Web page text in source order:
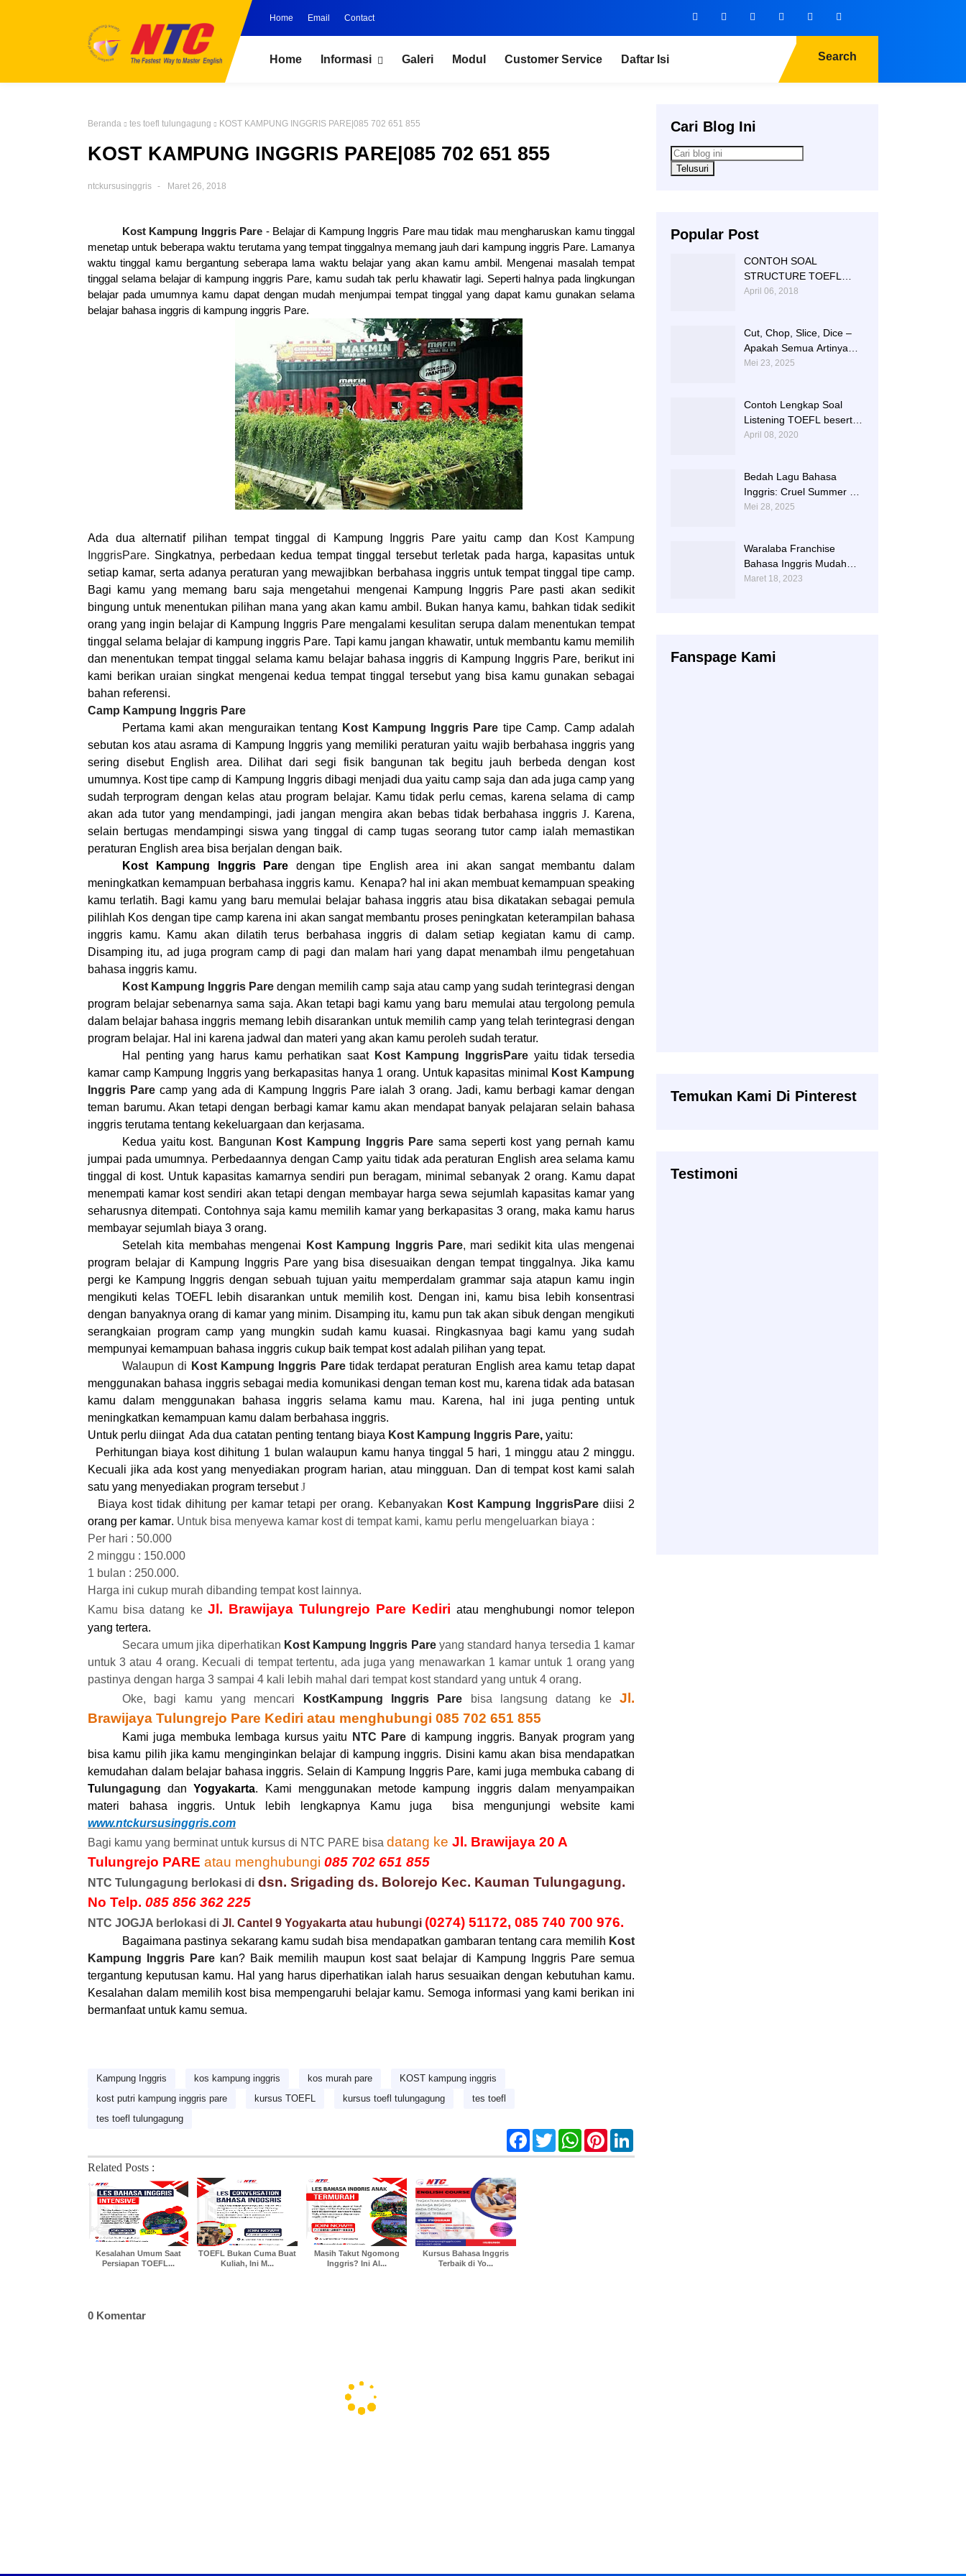
Home Email Contact
Home Informasi Galeri Modul Customer Service Daftar Isi Search
Beranda tes toefl tulungagung KOST KAMPUNG INGGRIS PARE|085 702 651 855
KOST KAMPUNG INGGRIS PARE|085 702 651 855
ntckursusinggris Maret 26, 2018
Kost Kampung Inggris Pare - Belajar di Kampung Inggris Pare mau tidak mau mengharuskan kamu tinggal
menetap untuk beberapa waktu terutama yang tempat tinggalnya memang jauh dari kampung inggris Pare. Lamanya
waktu tinggal kamu bergantung seberapa lama waktu belajar yang akan kamu ambil. Mengenai masalah tempat
tinggal selama belajar di kampung inggris Pare, kamu sudah tak perlu khawatir lagi. Seperti halnya pada lingkungan
belajar pada umumnya kamu dapat dengan mudah menjumpai tempat tinggal yang dapat kamu gunakan selama
belajar bahasa inggris di kampung inggris Pare.
Ada dua alternatif pilihan tempat tinggal di Kampung Inggris Pare yaitu camp dan Kost Kampung
InggrisPare. Singkatnya, perbedaan kedua tempat tinggal tersebut terletak pada harga, kapasitas untuk
setiap kamar, serta adanya peraturan yang mewajibkan berbahasa inggris untuk tempat tinggal tipe camp.
Bagi kamu yang memang baru saja mengetahui mengenai
Kampung Inggris Parepasti akan sedikit
bingung untuk menentukan pilihan mana yang akan kamu ambil. Bukan hanya kamu, bahkan tidak sedikit
orang yang ingin belajar di Kampung Inggris Pare mengalami kesulitan serupa dalam menentukan tempat
tinggal selama belajar di kampung inggris Pare. Tapi kamu jangan khawatir, untuk membantu kamu memilih
dan menentukan tempat tinggal selama kamu belajar bahasa inggris di Kampung Inggris Pare, berikut ini
kami berikan uraian singkat mengenai kedua tempat tinggal tersebut yang bisa kamu gunakan sebagai
bahan referensi.
Camp Kampung Inggris Pare
Pertama kami akan menguraikan tentang Kost Kampung Inggris Pare tipe Camp. Camp adalah
sebutan kos atau asrama di Kampung Inggris yang memiliki peraturan yaitu wajib berbahasa inggris yang
sering disebut English area. Dilihat dari segi fisik bangunan tak begitu jauh berbeda dengan kost
umumnya. Kost tipe camp di Kampung Inggris dibagi menjadi dua yaitu camp saja dan ada juga camp yang
sudah terprogram dengan kelas atau program belajar. Kamu tidak perlu cemas, karena selama di camp
akan ada tutor yang mendampingi, jadi jangan mengira akan bebas tidak berbahasa inggrisJ. Karena,
selain bertugas mendampingi siswa yang tinggal di camp tugas seorang tutor camp ialah memastikan
peraturan English area bisa berjalan dengan baik.
Kost Kampung Inggris Pare dengan tipe
English area ini akan sangat membantu dalam
meningkatkan kemampuan berbahasa inggris kamu.
Kenapa? hal ini akan membuat kemampuan speaking
kamu terlatih. Bagi kamu yang baru memulai belajar bahasa inggris atau bisa dikatakan sebagai pemula
pilihlah Kos dengan tipe camp karena ini akan sangat membantu proses peningkatan keterampilan bahasa
inggris kamu. Kamu akan dilatih terus berbahasa inggris di dalam setiap kegiatan kamu di camp.
Disamping itu, ad juga program camp di pagi dan malam hari yang dapat menambah ilmu pengetahuan
bahasa inggris kamu.
Kost Kampung Inggris Pare dengan memilih camp saja atau camp yang sudah terintegrasi dengan
program belajar sebenarnya sama saja. Akan tetapi bagi kamu yang baru memulai atau tergolong pemula
dalam belajar bahasa inggris memang lebih disarankan untuk memilih camp yang telah terintegrasi dengan
program belajar. Hal ini karena jadwal dan materi yang akan kamu peroleh sudah teratur.
Hal penting yang harus kamu perhatikan saat Kost Kampung InggrisPare yaitu tidak tersedia
kamar camp Kampung Inggrisyang berkapasitas hanya 1 orang. Untuk kapasitas minimal
Kost Kampung
Inggris Pare camp yang ada di Kampung Inggris Pare ialah 3 orang. Jadi, kamu berbagi kamar dengan
teman barumu. Akan tetapi dengan berbagi kamar kamu akan mendapat banyak pelajaran selain bahasa
inggris terutama tentang kekeluargaan dan kerjasama.
Kedua yaitu kost. Bangunan Kost Kampung Inggris Pare sama seperti kost yang pernah kamu
jumpai pada umumnya. Perbedaannya dengan Camp yaitu tidak ada peraturan English area selama kamu
tinggal di kost. Untuk kapasitas kamarnya sendiri pun beragam, minimal sebanyak 2 orang. Kamu dapat
menempati kamar kost sendiri akan tetapi dengan membayar harga sewa sejumlah kapasitas kamar yang
seharusnya ditempati. Contohnya saja kamu memilih kamar yang berkapasitas 3 orang, maka kamu harus
membayar sejumlah biaya 3 orang.
Setelah kita membahas mengenai
Kost Kampung Inggris Pare, mari sedikit kita ulas mengenai
program belajar di Kampung Inggris Pare yang bisa disesuaikan dengan tempat tinggalnya. Jika kamu
pergi ke Kampung Inggris dengan sebuah tujuan yaitu memperdalam grammar saja atapun kamu ingin
mengikuti kelas TOEFL lebih disarankan untuk memilih kost. Dengan ini, kamu bisa lebih konsentrasi
dengan banyaknya orang di kamar yang minim. Disamping itu, kamu pun tak akan sibuk dengan mengikuti
serangkaian program camp yang mungkin sudah kamu kuasai. Ringkasnyaa bagi kamu yang sudah
mempunyai kemampuan bahasa inggris cukup baik tempat kost adalah pilihan yang tepat.
Walaupun di Kost Kampung Inggris Paretidak terdapat peraturan English area kamu tetap dapat
menggunakan bahasa inggris sebagai media komunikasi dengan teman kost mu, karena tidak ada batasan
kamu dalam menggunakan bahasa inggris selama kamu mau. Karena, hal ini juga penting untuk
meningkatkan kemampuan kamu dalam berbahasa inggris.
Untuk perlu diingat Ada dua catatan penting tentang biaya Kost Kampung Inggris Pare, yaitu:
Perhitungan biaya kost dihitung 1 bulan walaupun kamu hanya tinggal 5 hari, 1 minggu atau 2 minggu.
Kecuali jika ada kost yang menyediakan program harian, atau mingguan. Dan di tempat kost kami salah
satu yang menyediakan program tersebutJ
Biaya kost tidak dihitung per kamar tetapi per orang. Kebanyakan Kost Kampung InggrisPare diisi 2
orang per kamar. Untuk bisa menyewa kamar kost di tempat kami, kamu perlu mengeluarkan biaya :
Per hari : 50.000
2 minggu : 150.000
1 bulan : 250.000.
Harga ini cukup murah dibanding tempat kost lainnya.
Kamu bisa datang ke Jl. Brawijaya Tulungrejo Pare Kediri atau menghubungi nomor telepon
yang tertera.
Secara umum jika diperhatikan Kost Kampung Inggris Pare yangstandard hanya tersedia 1 kamar
untuk 3 atau 4 orang. Kecuali di tempattertentu, ada juga yang menawarkan 1 kamar untuk 1 orangyang
pastinya dengan harga 3 sampai 4 kali lebih mahal dari tempat kost standard yang untuk 4 orang.
Oke, bagi kamu yang mencari
KostKampung Inggris Pare bisa langsung datang keJl.
Brawijaya Tulungrejo Pare Kediri atau menghubungi 085 702 651 855
Kami juga membuka lembaga kursus yaitu NTC Pare di kampung inggris. Banyak program yang
bisa kamu pilih jika kamu menginginkan belajar di kampung inggris. Disini kamu akan bisa mendapatkan
kemudahan dalam belajar bahasa inggris. Selain di Kampung Inggris Pare, kami juga membuka cabang di
Tulungagung danYogyakarta. Kami menggunakan metode kampung inggris dalam menyampaikan
materi bahasa inggris. Untuk lebih lengkapnya Kamu juga
bisa mengunjungi website kami
www.ntckursusinggris.com
Bagi kamu yang berminat untuk kursus di NTC PARE bisa datang ke Jl. Brawijaya 20 A
Tulungrejo PARE atau menghubungi 085 702 651 855
NTC Tulungagung berlokasi di dsn. Srigading ds. Bolorejo Kec. Kauman Tulungagung.
No Telp. 085 856 362 225
NTC JOGJA berlokasi di Jl. Cantel 9 Yogyakarta atau hubungi (0274) 51172, 085 740 700 976.
Bagaimana pastinya sekarang kamu sudah bisa mendapatkan gambaran tentang cara memilih Kost
Kampung Inggris Parekan? Baik memilih maupun kost saat belajar di Kampung Inggris Pare semua
tergantung keputusan kamu. Hal yang harus diperhatikan ialah harus sesuaikan dengan kebutuhan kamu.
Kesalahan dalam memilih kost bisa mempengaruhi belajar kamu. Semoga informasi yang kami berikan ini
bermanfaat untuk kamu semua.
Kampung Inggris kos kampung inggris kos murah pare
KOST kampung inggris
kost putri kampung inggris pare
kursus TOEFL kursus toefl tulungagung
tes toefl
tes toefl tulungagung
F
c
T
w
i
W
a
P
n
n
Related Posts :
Kesalahan Umum Saat
Persiapan TOEFL...
TOEFL Bukan Cuma Buat
Kuliah, Ini M...
Masih Takut Ngomong
Inggris? Ini Al...
Kursus Bahasa Inggris
Terbaik di Yo...
0 Komentar
Cari Blog Ini
Popular Post
CONTOH SOAL
STRUCTURE TOEFL
NTC KAMPUNG INGGRIS
April 06, 2018
Cut, Chop, Slice, Dice –
Apakah Semua Artinya
“Memotong”? | 0813-
Mei 23, 2025
Contoh Lengkap Soal
Listening TOEFL beserta
Audionya | 085856362225
April 08, 2020
Bedah Lagu Bahasa
Inggris: Cruel Summer –
Taylor Swift | 0813-2597-
Mei 28, 2025
Waralaba Franchise
Bahasa Inggris Mudah
dan Aman | 085 856 362
Maret 18, 2023
Fanspage Kami
Temukan Kami Di Pinterest
Testimoni